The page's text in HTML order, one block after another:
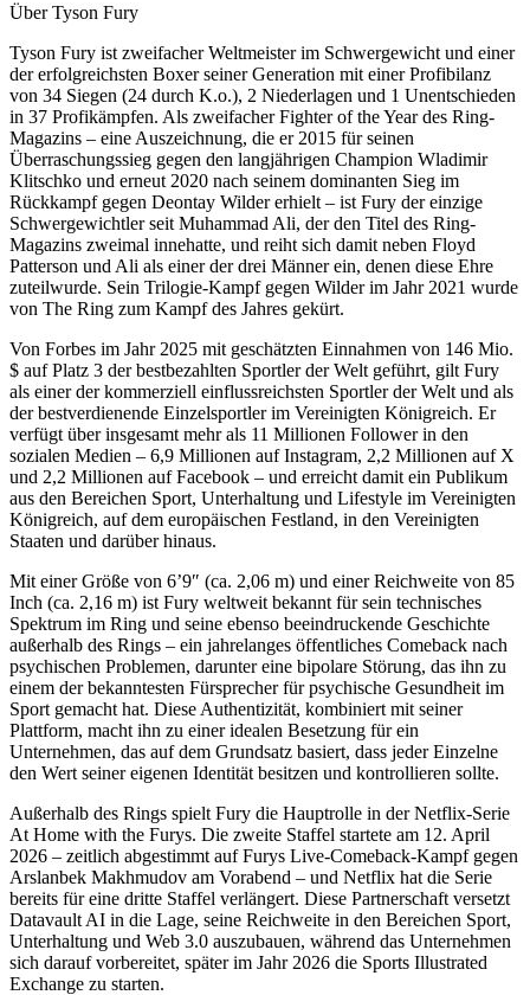
Über Tyson Fury
Tyson Fury ist zweifacher Weltmeister im Schwergewicht und einer
der erfolgreichsten Boxer seiner Generation mit einer Profibilanz
von 34 Siegen (24 durch K.o.), 2 Niederlagen und 1 Unentschieden
in 37 Profikämpfen. Als zweifacher Fighter of the Year des Ring-
Magazins – eine Auszeichnung, die er 2015 für seinen
Überraschungssieg gegen den langjährigen Champion Wladimir
Klitschko und erneut 2020 nach seinem dominanten Sieg im
Rückkampf gegen Deontay Wilder erhielt – ist Fury der einzige
Schwergewichtler seit Muhammad Ali, der den Titel des Ring-
Magazins zweimal innehatte, und reiht sich damit neben Floyd
Patterson und Ali als einer der drei Männer ein, denen diese Ehre
zuteilwurde. Sein Trilogie-Kampf gegen Wilder im Jahr 2021 wurde
von The Ring zum Kampf des Jahres gekürt.
Von Forbes im Jahr 2025 mit geschätzten Einnahmen von 146 Mio.
$ auf Platz 3 der bestbezahlten Sportler der Welt geführt, gilt Fury
als einer der kommerziell einflussreichsten Sportler der Welt und als
der bestverdienende Einzelsportler im Vereinigten Königreich. Er
verfügt über insgesamt mehr als 11 Millionen Follower in den
sozialen Medien – 6,9 Millionen auf Instagram, 2,2 Millionen auf X
und 2,2 Millionen auf Facebook – und erreicht damit ein Publikum
aus den Bereichen Sport, Unterhaltung und Lifestyle im Vereinigten
Königreich, auf dem europäischen Festland, in den Vereinigten
Staaten und darüber hinaus.
Mit einer Größe von 6’9″ (ca. 2,06 m) und einer Reichweite von 85
Inch (ca. 2,16 m) ist Fury weltweit bekannt für sein technisches
Spektrum im Ring und seine ebenso beeindruckende Geschichte
außerhalb des Rings – ein jahrelanges öffentliches Comeback nach
psychischen Problemen, darunter eine bipolare Störung, das ihn zu
einem der bekanntesten Fürsprecher für psychische Gesundheit im
Sport gemacht hat. Diese Authentizität, kombiniert mit seiner
Plattform, macht ihn zu einer idealen Besetzung für ein
Unternehmen, das auf dem Grundsatz basiert, dass jeder Einzelne
den Wert seiner eigenen Identität besitzen und kontrollieren sollte.
Außerhalb des Rings spielt Fury die Hauptrolle in der Netflix-Serie
At Home with the Furys. Die zweite Staffel startete am 12. April
2026 – zeitlich abgestimmt auf Furys Live-Comeback-Kampf gegen
Arslanbek Makhmudov am Vorabend – und Netflix hat die Serie
bereits für eine dritte Staffel verlängert. Diese Partnerschaft versetzt
Datavault AI in die Lage, seine Reichweite in den Bereichen Sport,
Unterhaltung und Web 3.0 auszubauen, während das Unternehmen
sich darauf vorbereitet, später im Jahr 2026 die Sports Illustrated
Exchange zu starten.